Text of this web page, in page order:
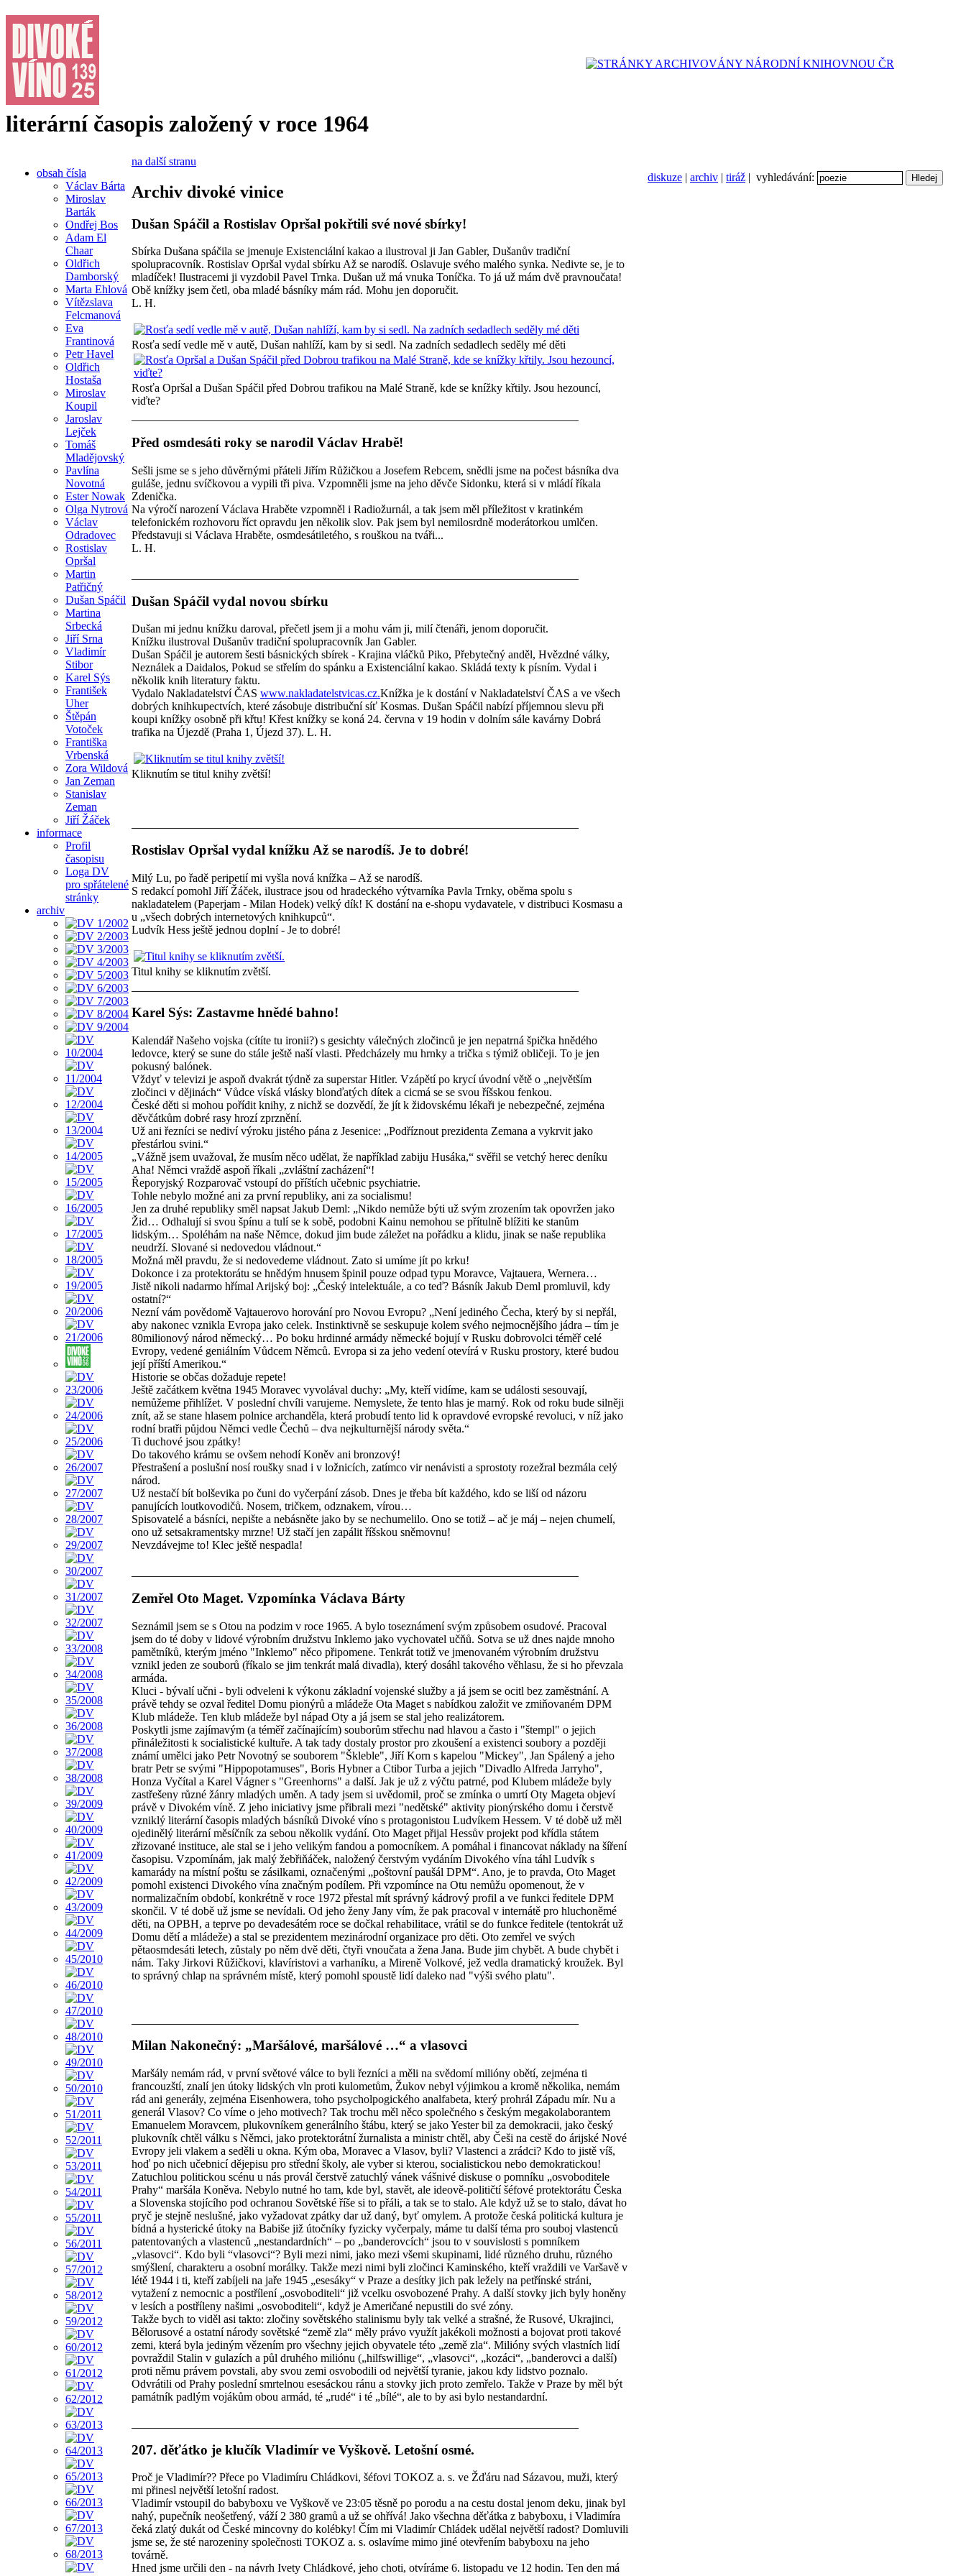
literární časopis založený v roce 1964
diskuze | archiv | tiráž | vyhledávání:
obsah čísla
Václav Bárta
Miroslav
Barták
Ondřej Bos
Adam El
Chaar
Oldřich
Damborský
Marta Ehlová
Vítězslava
Felcmanová
Eva
Frantinová
Petr Havel
Oldřich
Hostaša
Miroslav
Koupil
Jaroslav
Lejček
Tomáš
Mladějovský
Pavlína
Novotná
Ester Nowak
Olga Nytrová
Václav
Odradovec
Rostislav
Opršal
Martin
Patřičný
Dušan Spáčil
Martina
Srbecká
Jiří Srna
Vladimír
Stibor
Karel Sýs
František
Uher
Štěpán
Votoček
Františka
Vrbenská
Zora Wildová
Jan Zeman
Stanislav
Zeman
Jiří Žáček
informace
Profil
časopisu
Loga DV
pro spřátelené
stránky
archiv
na další stranu
Archiv divoké vinice
Dušan Spáčil a Rostislav Opršal pokřtili své nové sbírky!
Sbírka Dušana spáčila se jmenuje Existenciální kakao a ilustroval ji Jan Gabler, Dušanův tradiční
spolupracovník. Rostislav Opršal vydal sbírku Až se narodíš. Oslavuje svého malého synka. Nedivte se, je to
mladíček! Ilustracemi ji vyzdobil Pavel Trnka. Dušan už má vnuka Toníčka. To já už mám dvě pravnoučata!
Obě knížky jsem četl, oba mladé básníky mám rád. Mohu jen doporučit.
L. H.
Rosťa sedí vedle mě v autě, Dušan nahlíží, kam by si sedl. Na zadních sedadlech seděly mé děti
Rosťa Opršal a Dušan Spáčil před Dobrou trafikou na Malé Straně, kde se knížky křtily. Jsou hezouncí,
viďte?
Před osmdesáti roky se narodil Václav Hrabě!
Sešli jsme se s jeho důvěrnými přáteli Jiřím Růžičkou a Josefem Rebcem, snědli jsme na počest básníka dva
guláše, jednu svíčkovou a vypili tři piva. Vzpomněli jsme na jeho děvče Sidonku, která si v mládí říkala
Zdenička.
Na výročí narození Václava Hraběte vzpomněl i Radiožurnál, a tak jsem měl příležitost v kratinkém
telefonickém rozhovoru říct opravdu jen několik slov. Pak jsem byl nemilosrdně moderátorkou umlčen.
Představuji si Václava Hraběte, osmdesátiletého, s rouškou na tváři...
L. H.
Dušan Spáčil vydal novou sbírku
Dušan mi jednu knížku daroval, přečetl jsem ji a mohu vám ji, milí čtenáři, jenom doporučit.
Knížku ilustroval Dušanův tradiční spolupracovník Jan Gabler.
Dušan Spáčil je autorem šesti básnických sbírek - Krajina vláčků Piko, Přebytečný anděl, Hvězdné války,
Neználek a Daidalos, Pokud se střelím do spánku a Existenciální kakao. Skládá texty k písním. Vydal i
několik knih literatury faktu.
Vydalo Nakladatelství ČAS www.nakladatelstvicas.cz.Knížka je k dostání v Nakladatelství ČAS a ve všech
dobrých knihkupectvích, které zásobuje distribuční síť Kosmas. Dušan Spáčil nabízí příjemnou slevu při
koupi knížky osobně při křtu! Křest knížky se koná 24. června v 19 hodin v dolním sále kavárny Dobrá
trafika na Újezdě (Praha 1, Újezd 37). L. H.
Kliknutím se titul knihy zvětší!
Rostislav Opršal vydal knížku Až se narodíš. Je to dobré!
Milý Lu, po řadě peripetií mi vyšla nová knížka – Až se narodíš.
S redakcí pomohl Jiří Žáček, ilustrace jsou od hradeckého výtvarníka Pavla Trnky, oběma spolu s
nakladatelem (Paperjam - Milan Hodek) velký dík! K dostání na e-shopu vydavatele, v distribuci Kosmasu a
u „všech dobrých internetových knihkupců“.
Ludvík Hess ještě jednou doplní - Je to dobré!
Titul knihy se kliknutím zvětší.
Karel Sýs: Zastavme hnědé bahno!
Kalendář Našeho vojska (cítíte tu ironii?) s gesichty válečných zločinců je jen nepatrná špička hnědého
ledovce, který se sune do stále ještě naší vlasti. Předcházely mu hrnky a trička s týmiž obličeji. To je jen
pokusný balónek.
Vždyť v televizi je aspoň dvakrát týdně za superstar Hitler. Vzápětí po krycí úvodní větě o „největším
zločinci v dějinách“ Vůdce víská vlásky blonďatých dítek a cicmá se se svou říšskou fenkou.
České děti si mohou pořídit knihy, z nichž se dozvědí, že jít k židovskému lékaři je nebezpečné, zejména
děvčátkům dobré rasy hrozí zprznění.
Už ani řezníci se nediví výroku jistého pána z Jesenice: „Podříznout prezidenta Zemana a vykrvit jako
přestárlou svini.“
„Vážně jsem uvažoval, že musím něco udělat, že například zabiju Husáka,“ svěřil se vetchý herec deníku
Aha! Němci vraždě aspoň říkali „zvláštní zacházení“!
Řeporyjský Rozparovač vstoupí do příštích učebnic psychiatrie.
Tohle nebylo možné ani za první republiky, ani za socialismu!
Jen za druhé republiky směl napsat Jakub Deml: „Nikdo nemůže býti už svým zrozením tak opovržen jako
Žid… Odhalují si svou špínu a tulí se k sobě, podobni Kainu nemohou se přítulně blížiti ke stanům
lidským… Spoléhám na naše Němce, dokud jim bude záležet na pořádku a klidu, jinak se naše republika
neudrží. Slované si nedovedou vládnout.“
Možná měl pravdu, že si nedovedeme vládnout. Zato si umíme jít po krku!
Dokonce i za protektorátu se hnědým hnusem špinil pouze odpad typu Moravce, Vajtauera, Wernera…
Jistě nikoli nadarmo hřímal Arijský boj: „Český intelektuále, a co teď? Básník Jakub Deml promluvil, kdy
ostatní?“
Nezní vám povědomě Vajtauerovo horování pro Novou Evropu? „Není jediného Čecha, který by si nepřál,
aby nakonec vznikla Evropa jako celek. Instinktivně se seskupuje kolem svého nejmocnějšího jádra – tím je
80milionový národ německý… Po boku hrdinné armády německé bojují v Rusku dobrovolci téměř celé
Evropy, vedené geniálním Vůdcem Němců. Evropa si za jeho vedení otevírá v Rusku prostory, které budou
její příští Amerikou.“
Historie se občas dožaduje repete!
Ještě začátkem května 1945 Moravec vyvolával duchy: „My, kteří vidíme, kam se události sesouvají,
nemůžeme přihlížet. V poslední chvíli varujeme. Nemyslete, že tento hlas je marný. Rok od roku bude silněji
znít, až se stane hlasem polnice archanděla, která probudí tento lid k opravdové evropské revoluci, v níž jako
rodní bratři půjdou Němci vedle Čechů – dva nejkulturnější národy světa.“
Ti duchové jsou zpátky!
Do takového krámu se ovšem nehodí Koněv ani bronzový!
Přestrašení a poslušní nosí roušky snad i v ložnicích, zatímco vir nenávisti a sprostoty rozežral bezmála celý
národ.
Už nestačí bít bolševika po čuni do vyčerpání zásob. Dnes je třeba bít každého, kdo se liší od názoru
panujících loutkovodičů. Nosem, tričkem, odznakem, vírou…
Spisovatelé a básníci, nepište a nebásněte jako by se nechumelilo. Ono se totiž – ač je máj – nejen chumelí,
ono už setsakramentsky mrzne! Už stačí jen zapálit říšskou sněmovnu!
Nevzdávejme to! Klec ještě nespadla!
Zemřel Oto Maget. Vzpomínka Václava Bárty
Seznámil jsem se s Otou na podzim v roce 1965. A bylo toseznámení svým způsobem osudové. Pracoval
jsem do té doby v lidové výrobním družstvu Inklemo jako vychovatel učňů. Sotva se už dnes najde mnoho
pamětníků, kterým jméno "Inklemo" něco připomene. Tenkrát totiž ve jmenovaném výrobním družstvu
vznikl jeden ze souborů (říkalo se jim tenkrát malá divadla), který dosáhl takového věhlasu, že si ho převzala
armáda.
Kluci - bývalí učni - byli odveleni k výkonu základní vojenské služby a já jsem se ocitl bez zaměstnání. A
právě tehdy se ozval ředitel Domu pionýrů a mládeže Ota Maget s nabídkou založit ve zmiňovaném DPM
Klub mládeže. Ten klub mládeže byl nápad Oty a já jsem se stal jeho realizátorem.
Poskytli jsme zajímavým (a téměř začínajícím) souborům střechu nad hlavou a často i "štempl" o jejich
přináležitosti k socialistické kultuře. A tak tady dostaly prostor pro zkoušení a existenci soubory a později
známí umělci jako Petr Novotný se souborem "Škleble", Jiří Korn s kapelou "Mickey", Jan Spálený a jeho
bratr Petr se svými "Hippopotamuses", Boris Hybner a Ctibor Turba a jejich "Divadlo Alfreda Jarryho",
Honza Vyčítal a Karel Vágner s "Greenhorns" a další. Jak je už z výčtu patrné, pod Klubem mládeže byly
zastřešeny různé žánry mladých uměn. A tady jsem si uvědomil, proč se zmínka o umrtí Oty Mageta objeví
právě v Divokém víně. Z jeho iniciativy jsme přibrali mezi "nedětské" aktivity pionýrského domu i čerstvě
vzniklý literární časopis mladých básníků Divoké víno s protagonistou Ludvíkem Hessem. V té době už měl
ojedinělý literární měsíčník za sebou několik vydání. Oto Maget přijal Hessův projekt pod křídla státem
zřizované instituce, ale stal se i jeho velikým fandou a pomocníkem. A pomáhal i financovat náklady na šíření
časopisu. Vzpomínám, jak malý žebřiňáček, naložený čerstvým vydáním Divokého vína táhl Ludvík s
kamarády na místní poštu se zásilkami, označenými „poštovní paušál DPM“. Ano, je to pravda, Oto Maget
pomohl existenci Divokého vína značným podílem. Při vzpomínce na Otu nemůžu opomenout, že v
normalizačním období, konkrétně v roce 1972 přestal mít správný kádrový profil a ve funkci ředitele DPM
skončil. V té době už jsme se nevídali. Od jeho ženy Jany vím, že pak pracoval v internátě pro hluchoněmé
děti, na OPBH, a teprve po devadesátém roce se dočkal rehabilitace, vrátil se do funkce ředitele (tentokrát už
Domu dětí a mládeže) a stal se prezidentem mezinárodní organizace pro děti. Oto zemřel ve svých
pětaosmdesáti letech, zůstaly po něm dvě děti, čtyři vnoučata a žena Jana. Bude jim chybět. A bude chybět i
nám. Taky Jirkovi Růžičkovi, klavíristovi a varhaníku, a Mireně Volkové, jež vedla dramatický kroužek. Byl
to správný chlap na správném místě, který pomohl spoustě lidí daleko nad "výši svého platu".
Milan Nakonečný: „Maršálové, maršálové …“ a vlasovci
Maršály nemám rád, v první světové válce to byli řezníci a měli na svědomí milióny obětí, zejména ti
francouzští, znalí jen útoky lidských vln proti kulometům, Žukov nebyl výjimkou a kromě několika, nemám
rád ani generály, zejména Eisenhowera, toho psycholpogického analfabeta, který prohrál Západu mír. Nu a
generál Vlasov? Co víme o jeho motivech? Tak trochu měl něco společného s českým megakolaborantem
Emanuelem Moravcem, plukovníkem generálního štábu, který se jako Yester bil za demokracii, jako český
plukovník chtěl válku s Němci, jako protektorátní žurnalista a ministr chtěl, aby Češi na cestě do árijské Nové
Evropy jeli vlakem a seděli u okna. Kým oba, Moravec a Vlasov, byli? Vlastenci a zrádci? Kdo to jistě víš,
hoď po nich učebnicí dějepisu pro střední školy, ale vyber si kterou, socialistickou nebo demokratickou!
Zatuchlou politickou scénu u nás provál čerstvě zatuchlý vánek vášnivé diskuse o pomníku „osvoboditele
Prahy“ maršála Koněva. Nebylo nutné ho tam, kde byl, stavět, ale ideově-političtí šéfové protektorátu Česka
a Slovenska stojícího pod ochranou Sovětské říše si to přáli, a tak se to stalo. Ale když už se to stalo, dávat ho
pryč je stejně neslušné, jako vyžadovat zpátky dar už daný, byť omylem. A protože česká politická kultura je
bídná a hysterické útoky na Babiše již útočníky fyzicky vyčerpaly, máme tu další téma pro souboj vlastenců
patentovaných a vlastenců „nestandardních“ – po „banderovcích“ jsou to v souvislosti s pomníkem
„vlasovci“. Kdo byli “vlasovci“? Byli mezi nimi, jako mezi všemi skupinami, lidé různého druhu, různého
smýšlení, charakteru a osobní morálky. Takže mezi nimi byli zločinci Kaminského, kteří vraždili ve Varšavě v
létě 1944 i ti, kteří zabíjeli na jaře 1945 „esesáky“ v Praze a desítky jich pak ležely na petřínské stráni,
vytažení z nemocnic a postřílení „osvoboditeli“ již vcelku osvobozené Prahy. A další stovky jich byly honěny
v lesích a postříleny našimi „osvoboditeli“, když je Američané nepustili do své zóny.
Takže bych to viděl asi takto: zločiny sovětského stalinismu byly tak velké a strašné, že Rusové, Ukrajinci,
Bělorusové a ostatní národy sovětské “země zla“ měly právo využít jakékoli možnosti a bojovat proti takové
zemi, která byla jediným vězením pro všechny jejich obyvatele této „země zla“. Milióny svých vlastních lidí
povraždil Stalin v gulazích a půl druhého miliónu („hilfswillige“, „vlasovci“, „kozáci“, „banderovci a další)
proti němu právem povstali, aby svou zemi osvobodili od největší tyranie, jakou kdy lidstvo poznalo.
Odvrátili od Prahy poslední smrtelnou esesáckou ránu a stovky jich proto zemřelo. Takže v Praze by měl být
památník padlým vojákům obou armád, té „rudé“ i té „bílé“, ale to by asi bylo nestandardní.
207. děťátko je klučík Vladimír ve Vyškově. Letošní osmé.
Proč je Vladimír?? Přece po Vladimíru Chládkovi, šéfovi TOKOZ a. s. ve Žďáru nad Sázavou, muži, který
mi přinesl největší letošní radost.
Vladimír vstoupil do babyboxu ve Vyškově ve 23:05 těsně po porodu a na cestu dostal jenom deku, jinak byl
nahý, pupečník neošetřený, váží 2 380 gramů a už se ohřívá! Jako všechna děťátka z babyboxu, i Vladimíra
čeká zlatý dukát od České mincovny do kolébky! Čím mi Vladimír Chládek udělal největší radost? Domluvili
jsme se, že sté narozeniny společnosti TOKOZ a. s. oslavíme mimo jiné otevřením babyboxu na jeho
továrně.
Hned jsme určili den - na návrh Ivety Chládkové, jeho choti, otvíráme 6. listopadu ve 12 hodin. Ten den má